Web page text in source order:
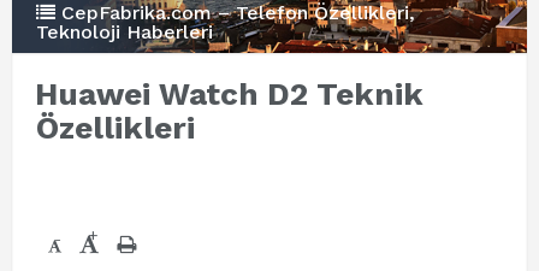
CepFabrika.com – Telefon Özellikleri,
Teknoloji Haberleri
Huawei Watch D2 Teknik
Özellikleri
- +